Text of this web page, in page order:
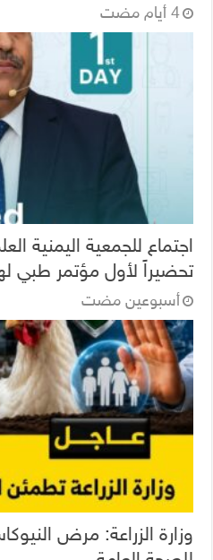
‏4 أيام مضت
اجتماع للجمعية اليمنية
تحضيراً لأول مؤتمر طبي
‏أسبوعين مضت
وزارة الزراعة: مرض